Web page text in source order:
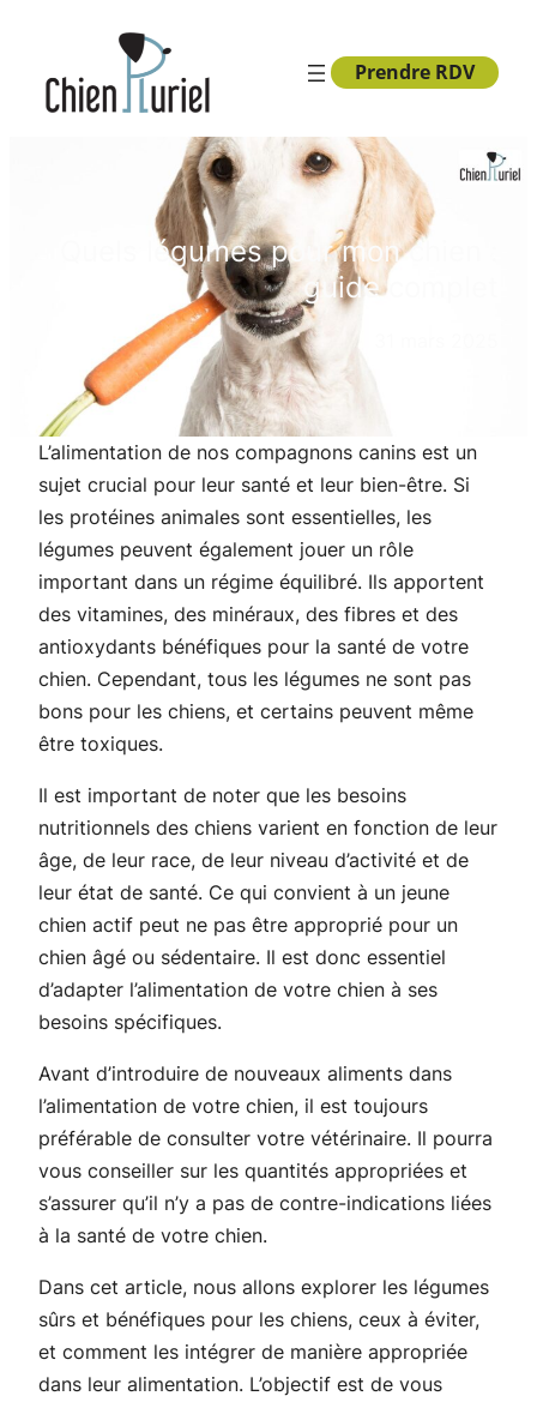
contenu
Prendre RDV
Quels légumes pour mon chien :
guide complet
L’alimentation de nos compagnons canins est un
sujet crucial pour leur santé et leur bien-être. Si
les protéines animales sont essentielles, les
légumes peuvent également jouer un rôle
important dans un régime équilibré. Ils apportent
des vitamines, des minéraux, des fibres et des
antioxydants bénéfiques pour la santé de votre
chien. Cependant, tous les légumes ne sont pas
bons pour les chiens, et certains peuvent même
être toxiques.
Il est important de noter que les besoins
nutritionnels des chiens varient en fonction de leur
âge, de leur race, de leur niveau d’activité et de
leur état de santé. Ce qui convient à un jeune
chien actif peut ne pas être approprié pour un
chien âgé ou sédentaire. Il est donc essentiel
d’adapter l’alimentation de votre chien à ses
besoins spécifiques.
Avant d’introduire de nouveaux aliments dans
l’alimentation de votre chien, il est toujours
préférable de consulter votre vétérinaire. Il pourra
vous conseiller sur les quantités appropriées et
s’assurer qu’il n’y a pas de contre-indications liées
à la santé de votre chien.
Dans cet article, nous allons explorer les légumes
sûrs et bénéfiques pour les chiens, ceux à éviter,
et comment les intégrer de manière appropriée
dans leur alimentation. L’objectif est de vous